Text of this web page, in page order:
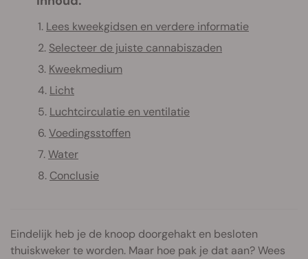
1. Lees kweekgidsen en verdere informatie
2. Selecteer de juiste cannabiszaden
3. Kweekmedium
4. Licht
5. Luchtcirculatie en ventilatie
6.Voedingsstoffen
7.Water
8. Conclusie
Eindelijk heb je de knoop doorgehakt en besloten
thuiskweker te worden. Maar hoe pak je dat aan? Wees